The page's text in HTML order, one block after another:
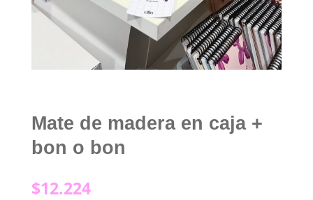
Mate de madera en caja +
bon o bon
$12.224